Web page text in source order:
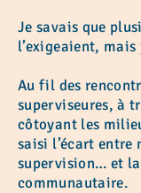
Je savais que
l’exigeaient,
Au fil des
superviseures, à
côtoyant les
saisi l’écart
supervision… et
communautaire.